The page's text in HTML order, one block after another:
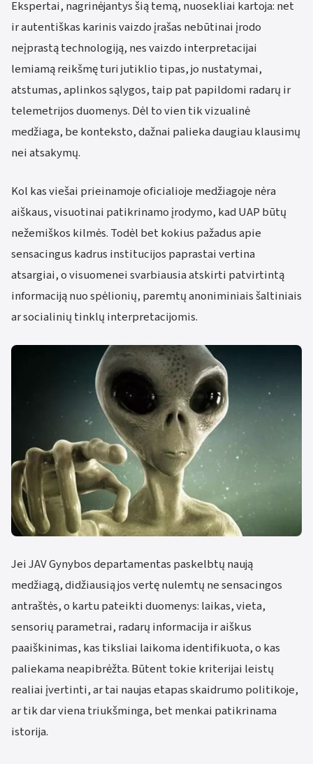
Ekspertai, nagrinėjantys šią temą, nuosekliai kartoja: net
ir autentiškas karinis vaizdo įrašas nebūtinai įrodo
neįprastą technologiją, nes vaizdo interpretacijai
lemiamą reikšmę turi jutiklio tipas, jo nustatymai,
atstumas, aplinkos sąlygos, taip pat papildomi radarų ir
telemetrijos duomenys. Dėl to vien tik vizualinė
medžiaga, be konteksto, dažnai palieka daugiau klausimų
nei atsakymų.
Kol kas viešai prieinamoje oficialioje medžiagoje nėra
aiškaus, visuotinai patikrinamo įrodymo, kad UAP būtų
nežemiškos kilmės. Todėl bet kokius pažadus apie
sensacingus kadrus institucijos paprastai vertina
atsargiai, o visuomenei svarbiausia atskirti patvirtintą
informaciją nuo spėlionių, paremtų anoniminiais šaltiniais
ar socialinių tinklų interpretacijomis.
Jei JAV Gynybos departamentas paskelbtų naują
medžiagą, didžiausią jos vertę nulemtų ne sensacingos
antraštės, o kartu pateikti duomenys: laikas, vieta,
sensorių parametrai, radarų informacija ir aiškus
paaiškinimas, kas tiksliai laikoma identifikuota, o kas
paliekama neapibrėžta. Būtent tokie kriterijai leistų
realiai įvertinti, ar tai naujas etapas skaidrumo politikoje,
ar tik dar viena triukšminga, bet menkai patikrinama
istorija.